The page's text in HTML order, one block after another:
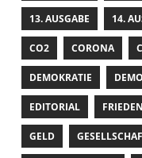
13. AUSGABE 14.
CO2 CORONA
DEMOKRATIE
EDITORIAL FRIEDEN
GELD